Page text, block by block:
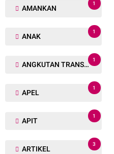
AMANKAN
1
ANAK
1
ANGKUTAN TRANSPORTASI
1
APEL
1
APIT
1
ARTIKEL
3